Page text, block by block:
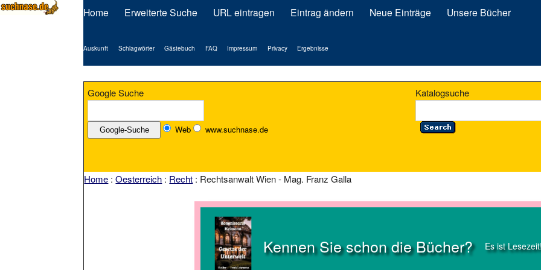
Home Erweiterte Suche URL eintragen Eintrag ändern Neue Einträge Unsere Bücher
Auskunft Schlagwörter Gästebuch FAQ Impressum Privacy Ergebnisse
Google Suche
Web www.suchnase.de
Katalogsuche
Home :Oesterreich : Recht : Rechtsanwalt Wien - Mag. Franz Galla
Kennen Sie schon die Bücher? Es ist